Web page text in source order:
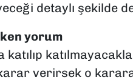
detaylı şekilde
yorum
katılıp
verirsek o